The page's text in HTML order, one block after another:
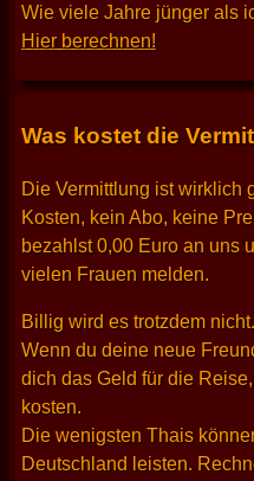
Wie viele Jahre jünger als
Hier berechnen!
Was kostet die
Die Vermittlung ist wirklich
Kosten, kein Abo, keine
bezahlst 0,00 Euro an uns
vielen Frauen melden.
Billig wird es trotzdem nicht.
Wenn du deine neue
dich das Geld für die
kosten.
Die wenigsten Thais
Deutschland leisten.